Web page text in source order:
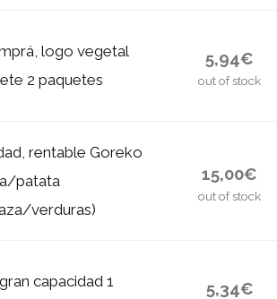
logo vegetal
2 paquetes
5,94€
out of stock
rentable Goreko
patata
verduras)
15,00€
out of stock
capacidad 1
5,34€